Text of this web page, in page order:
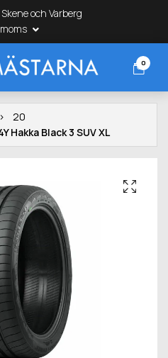
och Varberg
0
20
Hakka Black 3 SUV XL